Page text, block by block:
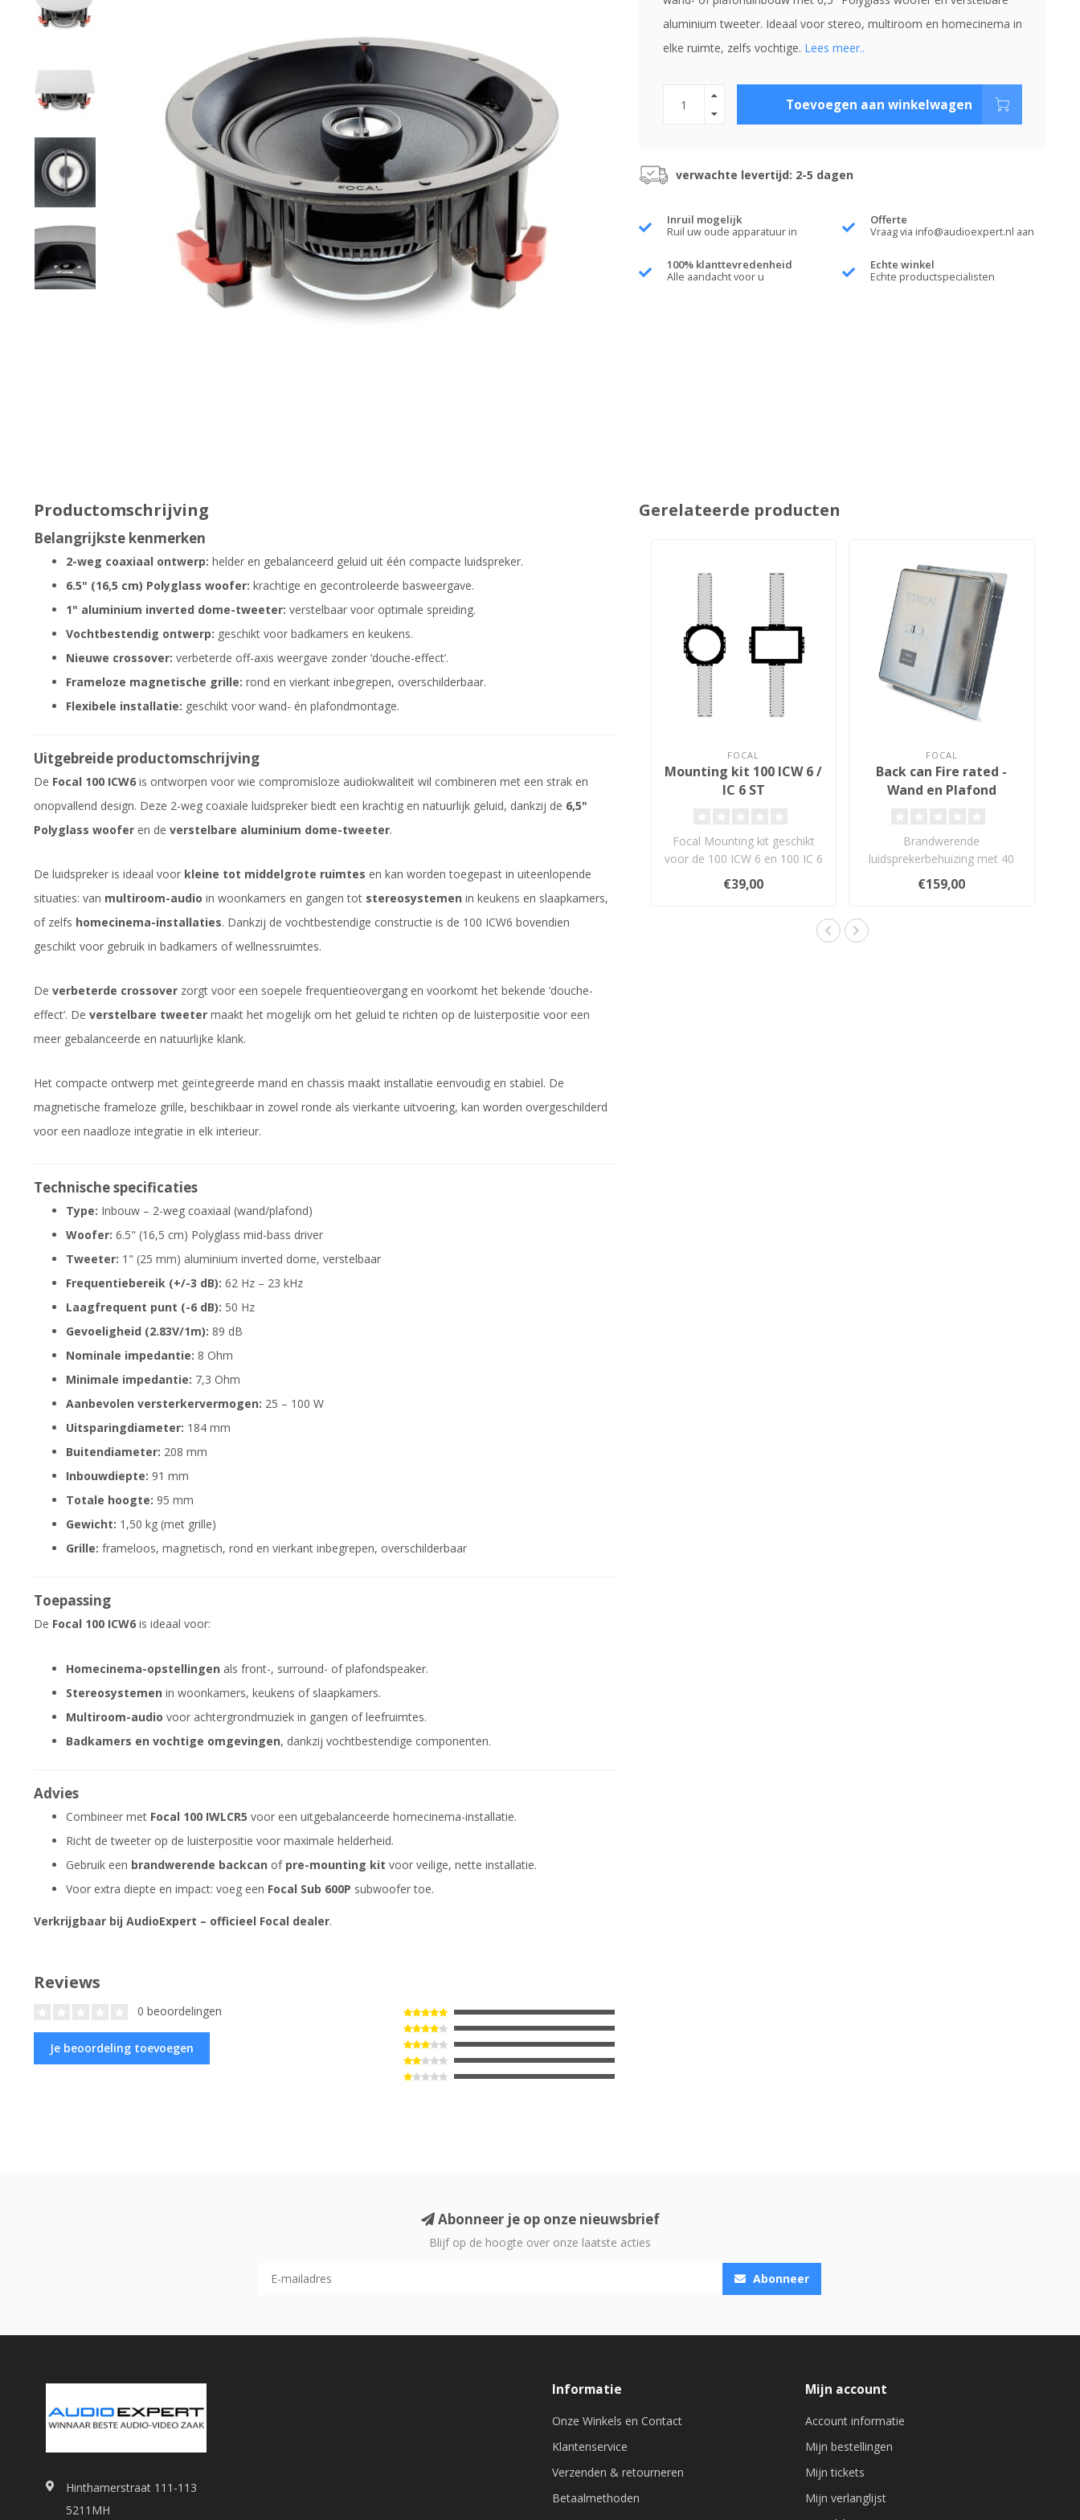
aluminium tweeter. Ideaal voor stereo, multiroom en homecinema in
elke ruimte, zelfs vochtige. Lees meer..
Toevoegen aan winkelwagen
verwachte levertijd: 2-5 dagen
Inruil mogelijk
Ruil uw oude apparatuur in
Offerte
Vraag via info@audioexpert.nl aan
100% klanttevredenheid
Alle aandacht voor u
Echte winkel
Echte productspecialisten
Productomschrijving
Belangrijkste kenmerken
2-weg coaxiaal ontwerp: helder en gebalanceerd geluid uit één compacte luidspreker.
6.5" (16,5 cm) Polyglass woofer: krachtige en gecontroleerde basweergave.
1" aluminium inverted dome-tweeter: verstelbaar voor optimale spreiding.
Vochtbestendig ontwerp: geschikt voor badkamers en keukens.
Nieuwe crossover: verbeterde off-axis weergave zonder ‘douche-effect’.
Frameloze magnetische grille: rond en vierkant inbegrepen, overschilderbaar.
Flexibele installatie: geschikt voor wand- én plafondmontage.
Uitgebreide productomschrijving
De Focal 100 ICW6 is ontworpen voor wie compromisloze audiokwaliteit wil combineren met een strak en
onopvallend design. Deze 2-weg coaxiale luidspreker biedt een krachtig en natuurlijk geluid, dankzij de 6,5"
Polyglass woofer en de verstelbare aluminium dome-tweeter.
De luidspreker is ideaal voor kleine tot middelgrote ruimtes en kan worden toegepast in uiteenlopende
situaties: van multiroom-audio in woonkamers en gangen tot stereosystemen in keukens en slaapkamers,
of zelfs homecinema-installaties. Dankzij de vochtbestendige constructie is de 100 ICW6 bovendien
geschikt voor gebruik in badkamers of wellnessruimtes.
De verbeterde crossover zorgt voor een soepele frequentieovergang en voorkomt het bekende ‘douche-
effect’. De verstelbare tweeter maakt het mogelijk om het geluid te richten op de luisterpositie voor een
meer gebalanceerde en natuurlijke klank.
Het compacte ontwerp met geïntegreerde mand en chassis maakt installatie eenvoudig en stabiel. De
magnetische frameloze grille, beschikbaar in zowel ronde als vierkante uitvoering, kan worden overgeschilderd
voor een naadloze integratie in elk interieur.
Technische specificaties
Type: Inbouw – 2-weg coaxiaal (wand/plafond)
Woofer: 6.5" (16,5 cm) Polyglass mid-bass driver
Tweeter: 1" (25 mm) aluminium inverted dome, verstelbaar
Frequentiebereik (+/-3 dB): 62 Hz – 23 kHz
Laagfrequent punt (-6 dB): 50 Hz
Gevoeligheid (2.83V/1m): 89 dB
Nominale impedantie: 8 Ohm
Minimale impedantie: 7,3 Ohm
Aanbevolen versterkervermogen: 25 – 100 W
Uitsparingdiameter: 184 mm
Buitendiameter: 208 mm
Inbouwdiepte: 91 mm
Totale hoogte: 95 mm
Gewicht: 1,50 kg (met grille)
Grille: frameloos, magnetisch, rond en vierkant inbegrepen, overschilderbaar
Toepassing
De Focal 100 ICW6 is ideaal voor:
Homecinema-opstellingen als front-, surround- of plafondspeaker.
Stereosystemen in woonkamers, keukens of slaapkamers.
Multiroom-audio voor achtergrondmuziek in gangen of leefruimtes.
Badkamers en vochtige omgevingen, dankzij vochtbestendige componenten.
Advies
Combineer met Focal 100 IWLCR5 voor een uitgebalanceerde homecinema-installatie.
Richt de tweeter op de luisterpositie voor maximale helderheid.
Gebruik een brandwerende backcan of pre-mounting kit voor veilige, nette installatie.
Voor extra diepte en impact: voeg een Focal Sub 600P subwoofer toe.
Verkrijgbaar bij AudioExpert – officieel Focal dealer.
Reviews
0 beoordelingen
Je beoordeling toevoegen
Gerelateerde producten
FOCAL
Mounting kit 100 ICW 6 /
IC 6 ST
Focal Mounting kit geschikt
voor de 100 ICW 6 en 100 IC 6
ST...
€39,00
FOCAL
Back can Fire rated -
Wand en Plafond
Brandwerende
luidsprekerbehuizing met 40
mm keramische vezelisolatie
voor maxima..
€159,00
Abonneer je op onze nieuwsbrief
Blijf op de hoogte over onze laatste acties
Abonneer
Hinthamerstraat 111-113
5211MH
Informatie
Onze Winkels en Contact
Klantenservice
Verzenden & retourneren
Betaalmethoden
Mijn account
Account informatie
Mijn bestellingen
Mijn tickets
Mijn verlanglijst